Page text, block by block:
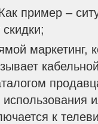
пример –
маркетинг,
к